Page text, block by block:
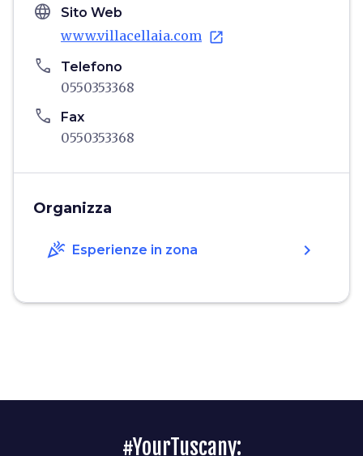
language Sito Web
www.villacellaia.com open_in_new
phone Telefono
0550353368
phone Fax
0550353368
Organizza
celebration Esperienze in zona chevron_right
#YourTuscany: